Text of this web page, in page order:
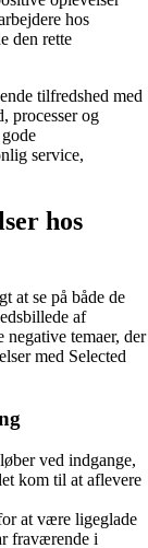
hos
den rette
tilfredshed med
processer og
service,
hos
at se på både de
af
temaer, der
med Selected
ved indgange,
kom til at aflevere
at være ligeglade
fraværende i